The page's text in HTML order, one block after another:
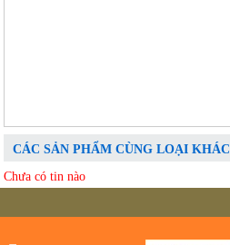
CÁC SẢN PHẨM CÙNG LOẠI KHÁC
Chưa có tin nào